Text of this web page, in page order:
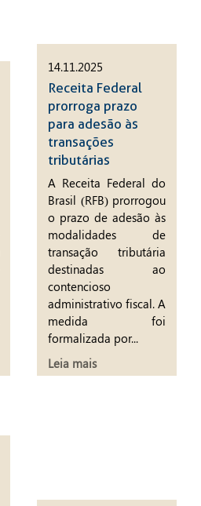
14.11.2025
Receita Federal
prorroga prazo
para adesão às
transações
tributárias
A Receita Federal do
Brasil (RFB) prorrogou
o prazo de adesão às
modalidades de
transação tributária
destinadas ao
contencioso
administrativo fiscal. A
medida foi
formalizada por...
Leia mais